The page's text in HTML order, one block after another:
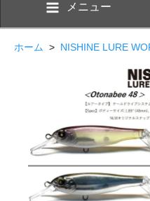
メニュー
ホーム > NISHINE LURE